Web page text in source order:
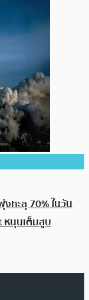
งทะลุ 70% ในวัน
หนุนเต็มสูบ